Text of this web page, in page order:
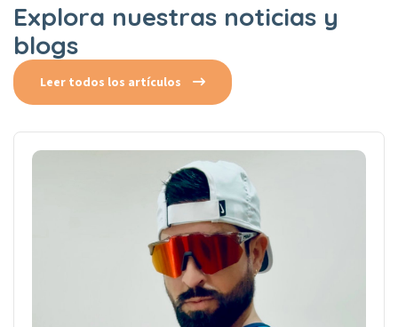
Explora nuestras noticias y
blogs
Leer todos los artículos